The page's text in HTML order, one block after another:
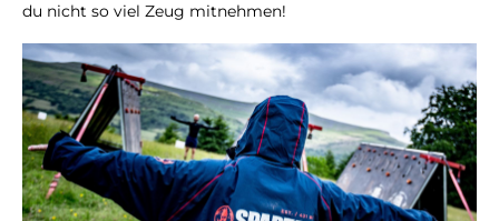
du nicht so viel Zeug mitnehmen!